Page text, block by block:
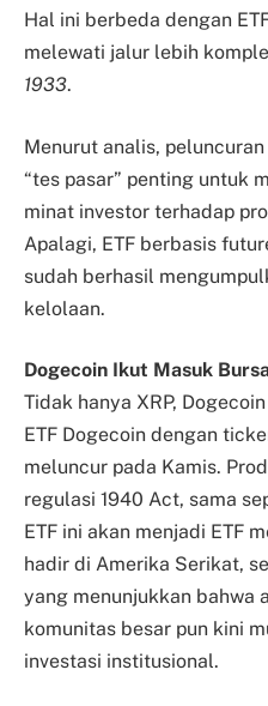
Hal ini berbeda dengan
melewati jalur lebih
1933.
Menurut analis,
“tes pasar” penting untuk
minat investor terhadap
Apalagi, ETF berbasis
sudah berhasil
kelolaan.
Dogecoin Ikut Masuk
Tidak hanya XRP,
ETF Dogecoin dengan
meluncur pada Kamis.
regulasi 1940 Act, sama
ETF ini akan menjadi ETF
hadir di Amerika Serikat,
yang menunjukkan bahwa
komunitas besar pun kini
investasi institusional.